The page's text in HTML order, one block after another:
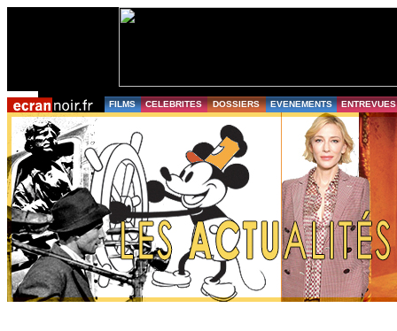
FILMS CELEBRITES DOSSIERS EVENEMENTS ENTREVUES